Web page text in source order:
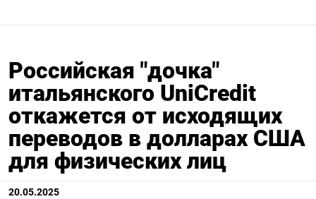
Российская "дочка"
итальянского UniCredit
откажется от исходящих
переводов в долларах США
для физических лиц
20.05.2025